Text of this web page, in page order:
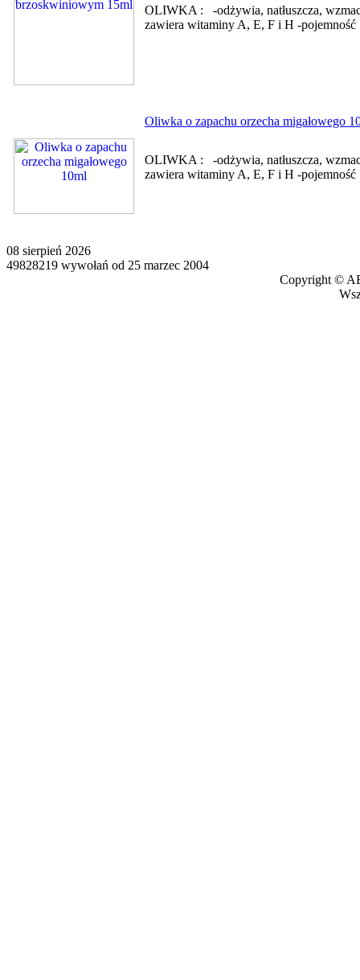
OLIWKA : -odżywia, natłuszcza,
zawiera witaminy A, E, F i H -
Oliwka o zapachu orzecha migałowego
OLIWKA : -odżywia, natłuszcza,
zawiera witaminy A, E, F i H -
08 sierpień 2026
49828219 wywołań od 25 marzec 2004
Copyright ©